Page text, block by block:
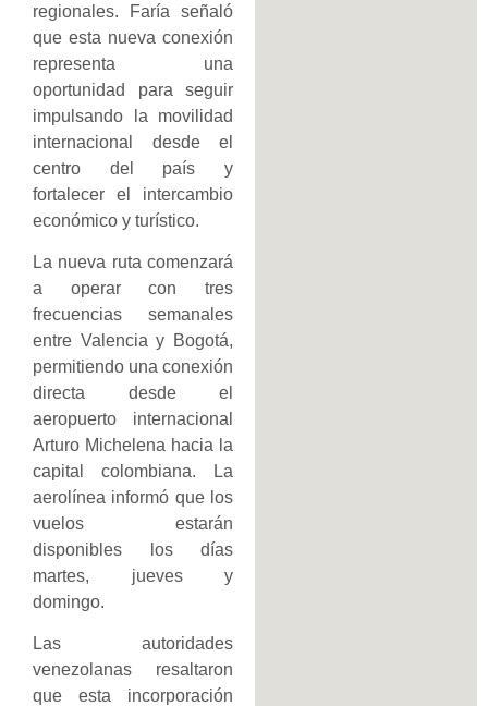
regionales. Faría señaló
que esta nueva conexión
representa una
oportunidad para seguir
impulsando la movilidad
internacional desde el
centro del país y
fortalecer el intercambio
económico y turístico.
La nueva ruta comenzará
a operar con tres
frecuencias semanales
entre Valencia y Bogotá,
permitiendo una conexión
directa desde el
aeropuerto internacional
Arturo Michelena hacia la
capital colombiana. La
aerolínea informó que los
vuelos estarán
disponibles los días
martes, jueves y
domingo.
Las autoridades
venezolanas resaltaron
que esta incorporación